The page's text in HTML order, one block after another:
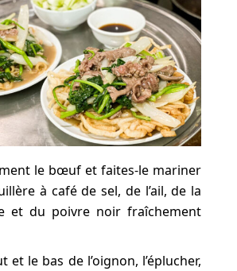
le bœuf et faites-le mariner
à café de sel, de l’ail, de la
et du poivre noir fraîchement
et le bas de l’oignon, l’éplucher,